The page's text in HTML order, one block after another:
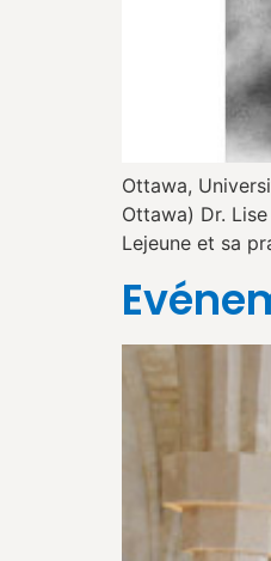
Ottawa,
Ottawa) Dr.
Lejeune et sa